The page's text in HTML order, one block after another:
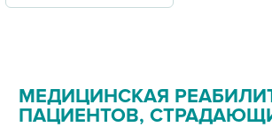
МЕДИЦИНСКАЯ
ПАЦИЕНТОВ,